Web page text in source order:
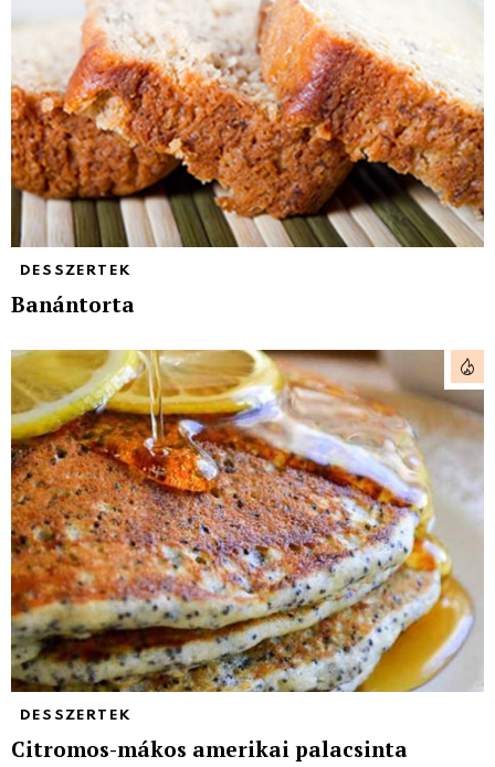
DESSZERTEK
Banántorta
DESSZERTEK
Citromos-mákos amerikai palacsinta